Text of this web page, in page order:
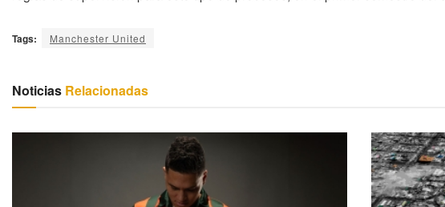
Tags: Manchester United
Noticias Relacionadas